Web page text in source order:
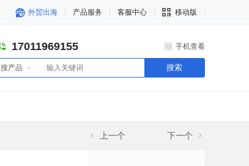
外贸出海 产品服务 客服中心 移动版
17011969155 手机查看
搜产品 搜索
上一个 下一个